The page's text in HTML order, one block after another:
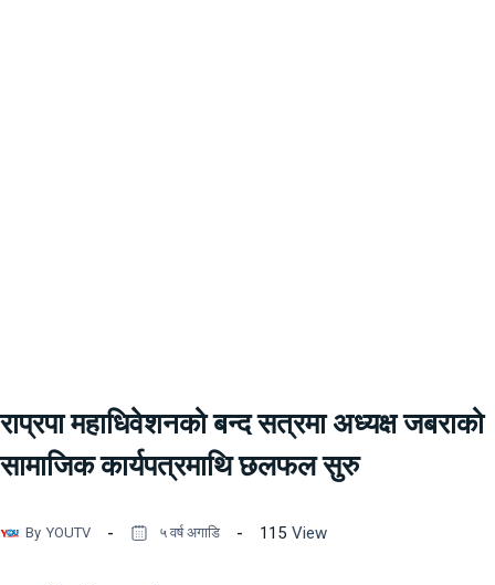
राप्रपा महाधिवेशनको बन्द सत्रमा अध्यक्ष जबराको
सामाजिक कार्यपत्रमाथि छलफल सुरु
By YOUTV ५ वर्ष अगाडि 115 View